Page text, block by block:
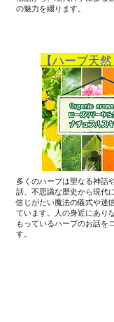
の魅力を綴ります。
【ハーブ天
多くのハーブは聖なる神話
話、不思議な歴史から現代
信じがたい魔法の儀式や迷
ています。人の身近にあり
もっているハーブのお話を​
す。